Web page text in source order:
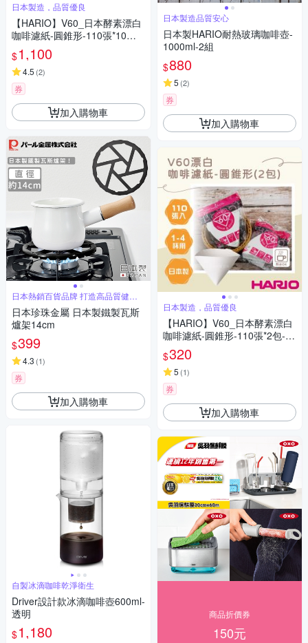
日本製造，品質優良
【HARIO】V60_日本酵素漂白
咖啡濾紙-圓錐形-110張*10包-1
~4杯用-日本製(VCF-02-110W*
10)
$1,100
4.5 (2)
券
加入購物車
日本熱銷百貨品牌 打造高品質健康
生活
日本珍珠金屬 日本製鐵製瓦斯
爐架14cm
$399
4.3 (1)
券
加入購物車
自製冰滴咖啡乾淨衛生
Driver設計款冰滴咖啡壺600ml-
透明
$1,180
日本製造品質安心
日本製HARIO耐熱玻璃咖啡壺-
1000ml-2組
$880
5 (2)
券
加入購物車
日本製造，品質優良
【HARIO】V60_日本酵素漂白
咖啡濾紙-圓錐形-110張*2包-1~
4杯用-日本製(VCF-02-110W*
2)
$320
5 (1)
券
加入購物車
商品折價券
150元